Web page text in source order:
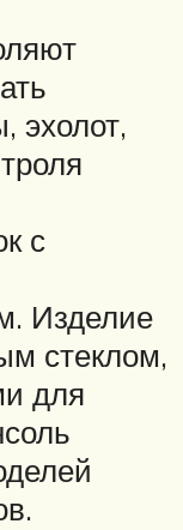
эхолот,
с
Изделие
стеклом,
для